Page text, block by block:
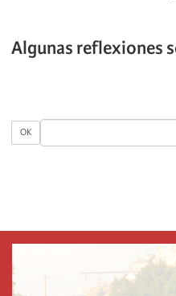
OK
Algunas reflexiones